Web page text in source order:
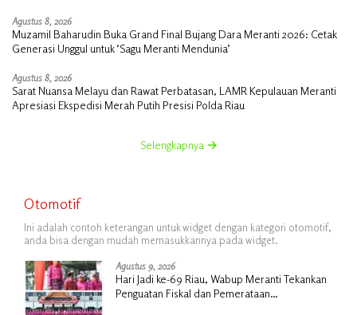
Agustus 8, 2026
Muzamil Baharudin Buka Grand Final Bujang Dara Meranti 2026: Cetak
Generasi Unggul untuk ‘Sagu Meranti Mendunia’
Agustus 8, 2026
Sarat Nuansa Melayu dan Rawat Perbatasan, LAMR Kepulauan Meranti
Apresiasi Ekspedisi Merah Putih Presisi Polda Riau
Selengkapnya
Otomotif
Ini adalah contoh keterangan untuk widget dengan kategori otomotif,
anda bisa dengan mudah memasukkannya pada widget.
Agustus 9, 2026
Hari Jadi ke-69 Riau, Wabup Meranti Tekankan
Penguatan Fiskal dan Pemerataan